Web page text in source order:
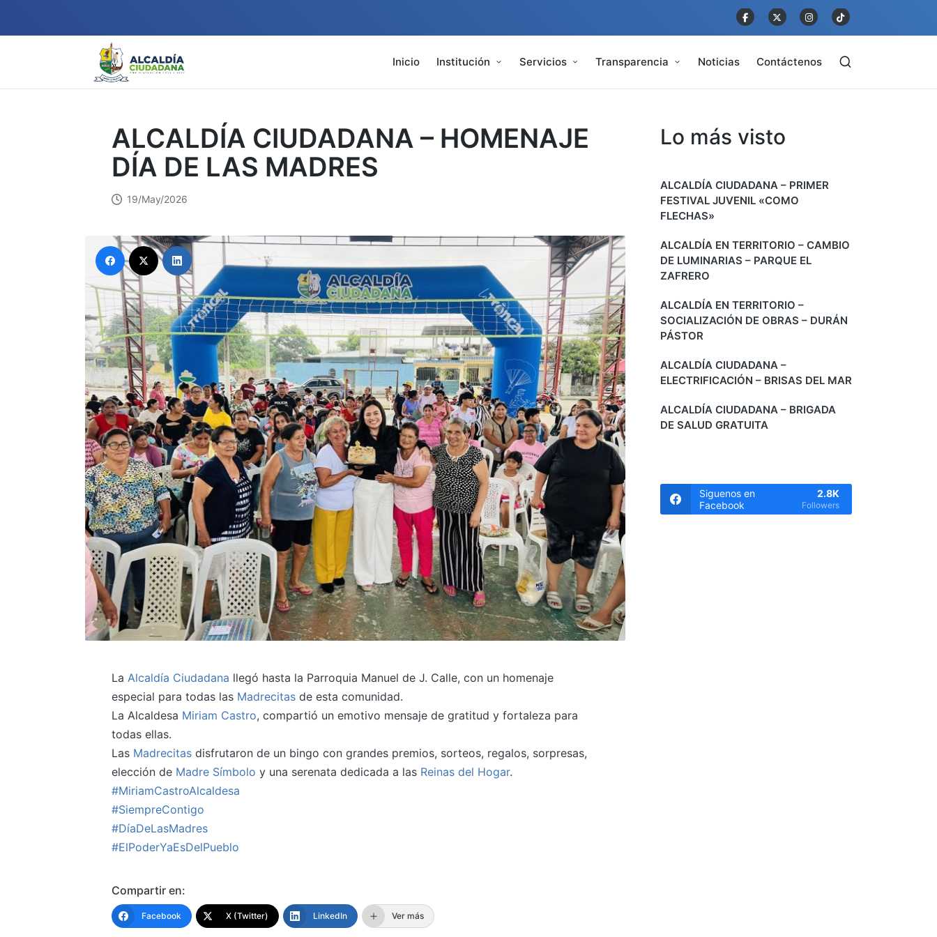
Inicio Institución Servicios Transparencia Noticias Contáctenos
ALCALDÍA CIUDADANA – HOMENAJE
DÍA DE LAS MADRES
19/May/2026
La Alcaldía Ciudadana llegó hasta la Parroquia Manuel de J. Calle, con un homenaje
especial para todas las Madrecitasde esta comunidad.
La Alcaldesa Miriam Castro, compartió un emotivo mensaje de gratitud y fortaleza para
todas ellas.
Las Madrecitasdisfrutaron de un bingo con grandes premios, sorteos, regalos, sorpresas,
elección de Madre Símbolo y una serenata dedicada a las Reinas del Hogar.
#MiriamCastroAlcaldesa
#SiempreContigo
#DíaDeLasMadres
#ElPoderYaEsDelPueblo
Compartir en:
Facebook X (Twitter) LinkedIn Ver más
Lo más visto
ALCALDÍA CIUDADANA – PRIMER
FESTIVAL JUVENIL «COMO
FLECHAS»
ALCALDÍA EN TERRITORIO – CAMBIO
DE LUMINARIAS – PARQUE EL
ZAFRERO
ALCALDÍA EN TERRITORIO –
SOCIALIZACIÓN DE OBRAS – DURÁN
PÁSTOR
ALCALDÍA CIUDADANA –
ELECTRIFICACIÓN – BRISAS DEL MAR
ALCALDÍA CIUDADANA – BRIGADA
DE SALUD GRATUITA
Siguenos en
Facebook
2.8K
Followers